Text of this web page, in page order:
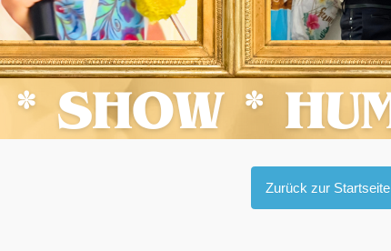
Zurück zur Startseite